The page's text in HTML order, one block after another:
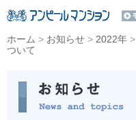
ホーム > お知らせ > 2022年 >
ついて